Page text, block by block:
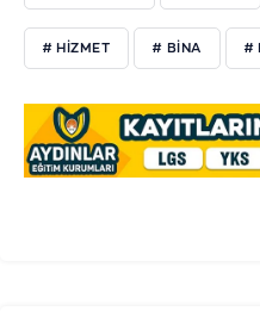
# HİZMET # BİNA #